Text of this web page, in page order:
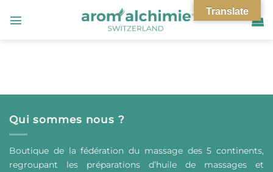
Qui sommes nous ?
Boutique de la fédération du massage des 5 continents,
regroupant les préparations d’huile de massages et
Translate